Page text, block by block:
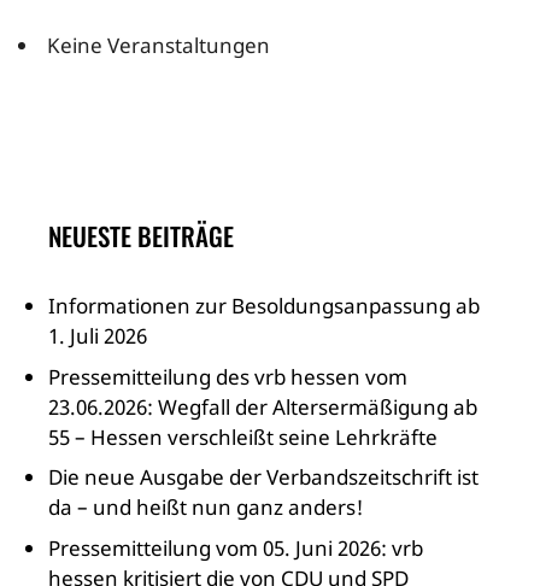
Keine Veranstaltungen
NEUESTE BEITRÄGE
Informationen zur Besoldungsanpassung ab
1. Juli 2026
Pressemitteilung des vrb hessen vom
23.06.2026: Wegfall der Altersermäßigung ab
55 – Hessen verschleißt seine Lehrkräfte
Die neue Ausgabe der Verbandszeitschrift ist
da – und heißt nun ganz anders!
Pressemitteilung vom 05. Juni 2026: vrb
hessen kritisiert die von CDU und SPD